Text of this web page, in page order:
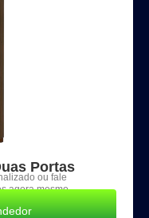
Portas
ou fale
agora mesmo.